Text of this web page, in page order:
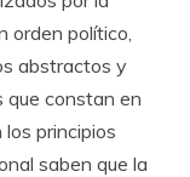
orden político,
abstractos y
que constan en
principios
saben que la